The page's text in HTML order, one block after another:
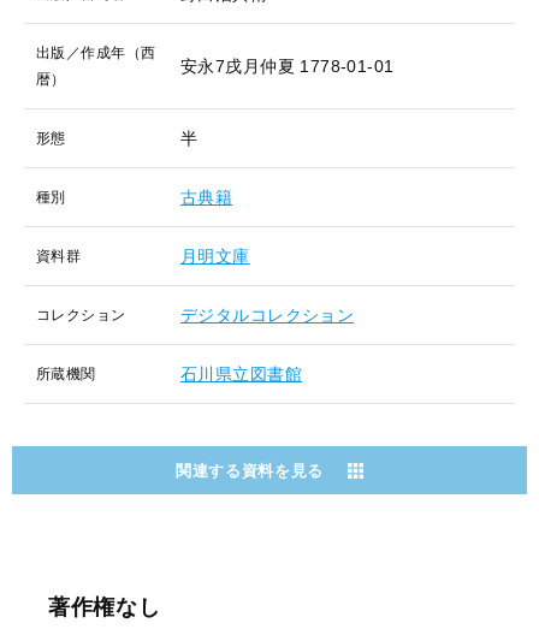
出版／作成年（西
暦）
安永7戌月仲夏 1778-01-01
形態 半
種別 古典籍
資料群 月明文庫
コレクション デジタルコレクション
所蔵機関 石川県立図書館
関連する資料を見る
著作権なし